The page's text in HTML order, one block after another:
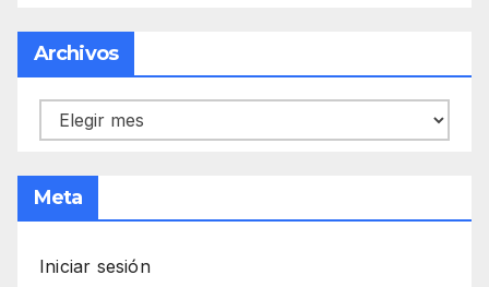
Archivos
Archivos
Meta
Iniciar sesión